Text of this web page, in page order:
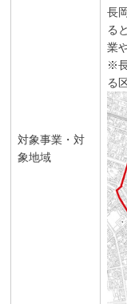
対象事業・対
象地域
長
る
業
※
る